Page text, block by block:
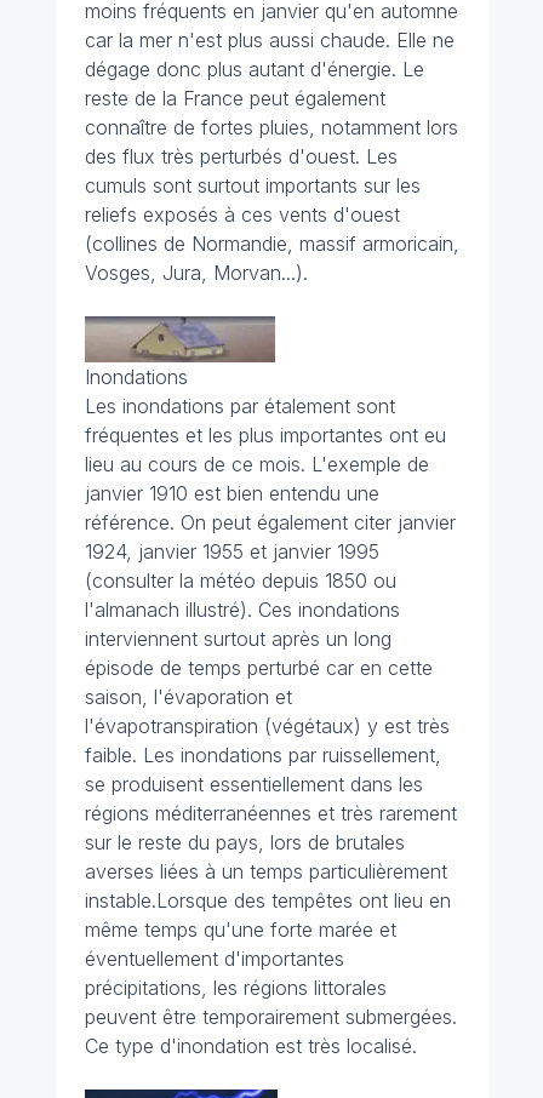
moins fréquents en janvier qu'en automne
car la mer n'est plus aussi chaude. Elle ne
dégage donc plus autant d'énergie. Le
reste de la France peut également
connaître de fortes pluies, notamment lors
des flux très perturbés d'ouest. Les
cumuls sont surtout importants sur les
reliefs exposés à ces vents d'ouest
(collines de Normandie, massif armoricain,
Vosges, Jura, Morvan...).
Inondations
Les inondations par étalement sont
fréquentes et les plus importantes ont eu
lieu au cours de ce mois. L'exemple de
janvier 1910 est bien entendu une
référence. On peut également citer janvier
1924, janvier 1955 et janvier 1995
(consulter la météo depuis 1850 ou
l'almanach illustré). Ces inondations
interviennent surtout après un long
épisode de temps perturbé car en cette
saison, l'évaporation et
l'évapotranspiration (végétaux) y est très
faible. Les inondations par ruissellement,
se produisent essentiellement dans les
régions méditerranéennes et très rarement
sur le reste du pays, lors de brutales
averses liées à un temps particulièrement
instable.Lorsque des tempêtes ont lieu en
même temps qu'une forte marée et
éventuellement d'importantes
précipitations, les régions littorales
peuvent être temporairement submergées.
Ce type d'inondation est très localisé.